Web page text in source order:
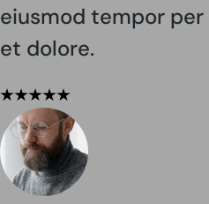
eiusmod tempor
et dolore.